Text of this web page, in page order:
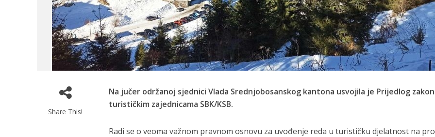
Share This!
Na jučer održanoj sjednici Vlada Srednjobosanskog kantona usvojila je Prijedlog
turističkim zajednicama SBK/KSB.
Radi se o veoma važnom pravnom osnovu za uvođenje reda u turističku djelatnost na